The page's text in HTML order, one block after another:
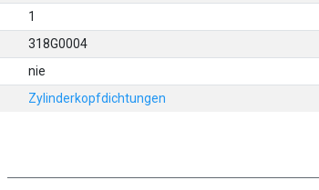
1
318G0004
nie
Zylinderkopfdichtungen